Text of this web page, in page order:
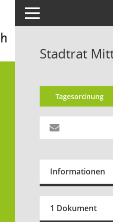
Toggle navigation
Stadtrat
Tagesordnung
Informationen
1 Dokument